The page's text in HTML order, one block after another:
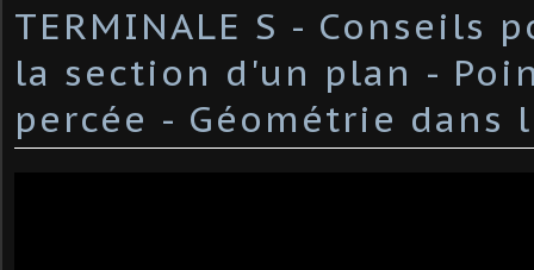
TERMINALE S - Conseils
la section d'un plan -
percée - Géométrie dans